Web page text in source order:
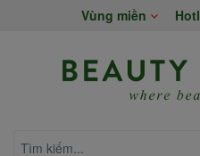
Vùng miền